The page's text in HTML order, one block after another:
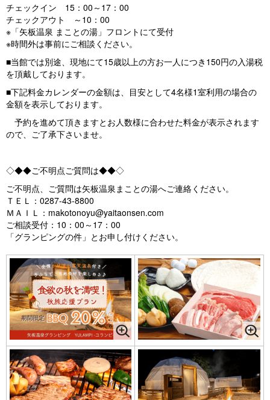
チェックイン 15：00～17：00
チェックアウト ～10：00
※「矢板温泉 まことの湯」フロントにて受付
※時間外は事前にご相談ください。
■当館では別途、現地にて15歳以上の方お一人につき150円の入湯税
を頂戴しております。
■下記料金カレンダーの金額は、目安として4名様1室利用の場合の
金額を表示しております。
予約を進めて頂きますとお人数様に合わせた料金が表示されます
ので、ご了承下さいませ。
◇◆◆ご不明点ご質問は◆◆◇
ご不明点、ご質問は矢板温泉まことの湯へご連絡ください。
ＴＥＬ：0287-43-8800
ＭＡＩＬ：makotonoyu@yaitaonsen.com
ご相談受付：10：00～17：00
「グランピングの件」とお申し付けください。